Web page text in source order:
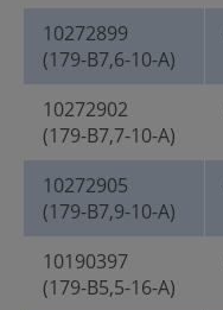
10272899
(179-B7,6-10-A)
10272902
(179-B7,7-10-A)
10272905
(179-B7,9-10-A)
10190397
(179-B5,5-16-A)